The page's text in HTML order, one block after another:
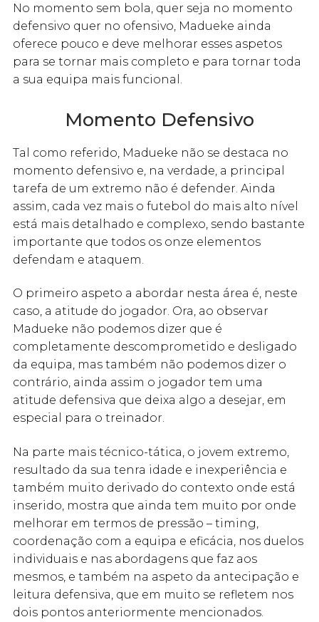
No momento sem bola, quer seja no momento
defensivo quer no ofensivo, Madueke ainda
oferece pouco e deve melhorar esses aspetos
para se tornar mais completo e para tornar toda
a sua equipa mais funcional.
Momento Defensivo
Tal como referido, Madueke não se destaca no
momento defensivo e, na verdade, a principal
tarefa de um extremo não é defender. Ainda
assim, cada vez mais o futebol do mais alto nível
está mais detalhado e complexo, sendo bastante
importante que todos os onze elementos
defendam e ataquem.
O primeiro aspeto a abordar nesta área é, neste
caso, a atitude do jogador. Ora, ao observar
Madueke não podemos dizer que é
completamente descomprometido e desligado
da equipa, mas também não podemos dizer o
contrário, ainda assim o jogador tem uma
atitude defensiva que deixa algo a desejar, em
especial para o treinador.
Na parte mais técnico-tática, o jovem extremo,
resultado da sua tenra idade e inexperiência e
também muito derivado do contexto onde está
inserido, mostra que ainda tem muito por onde
melhorar em termos de pressão – timing,
coordenação com a equipa e eficácia, nos duelos
individuais e nas abordagens que faz aos
mesmos, e também na aspeto da antecipação e
leitura defensiva, que em muito se refletem nos
dois pontos anteriormente mencionados.